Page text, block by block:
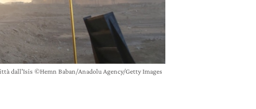
dall'Isis ©Hemn Baban/Anadolu Agency/Getty Images